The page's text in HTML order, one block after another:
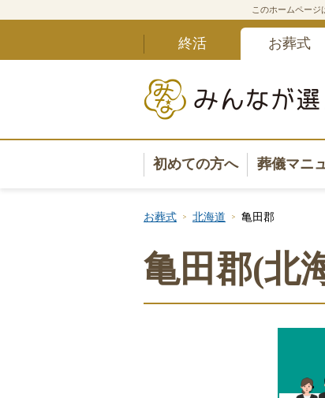
このホームページ
終活 お葬式
初めての方へ 葬儀マニ
葬儀マ
葬儀安
葬儀の
葬儀の
家族葬
お葬式 北海道 亀田郡
亀田郡(北